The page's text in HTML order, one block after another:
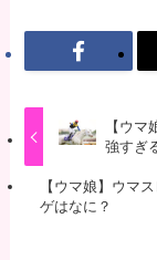
【ウ
強すぎ
【ウマ娘】ウマ
ゲはなに？